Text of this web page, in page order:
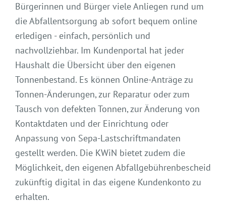
Bürgerinnen und Bürger viele Anliegen rund um
die Abfallentsorgung ab sofort bequem online
erledigen - einfach, persönlich und
nachvollziehbar. Im Kundenportal hat jeder
Haushalt die Übersicht über den eigenen
Tonnenbestand. Es können Online-Anträge zu
Tonnen-Änderungen, zur Reparatur oder zum
Tausch von defekten Tonnen, zur Änderung von
Kontaktdaten und der Einrichtung oder
Anpassung von Sepa-Lastschriftmandaten
gestellt werden. Die KWiN bietet zudem die
Möglichkeit, den eigenen Abfallgebührenbescheid
zukünftig digital in das eigene Kundenkonto zu
erhalten.